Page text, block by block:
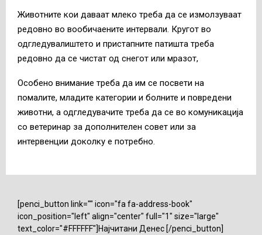
Животните кои даваат млеко треба да се измолзуваат
редовно во вообичаените интервали. Кругот во
одгледувалиштето и пристапните патишта треба
редовно да се чистат од снегот или мразот,
Особено внимание треба да им се посвети на
помалите, младите категории и болните и повредени
животни, а одгледувачите треба да се во комуникација
со ветеринар за дополнителен совет или за
интервенции доколку е потребно.
[penci_button link="" icon="fa fa-address-book"
icon_position="left" align="center" full="1" size="large"
text_color="#FFFFFF"]Најчитани Денес [/penci_button]